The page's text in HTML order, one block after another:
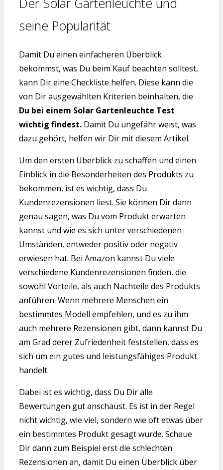
seine Popularität
Damit Du einen einfacheren Überblick
bekommst, was Du beim Kauf beachten solltest,
kann Dir eine Checkliste helfen. Diese kann die
von Dir ausgewählten Kriterien beinhalten, die
Du bei einem Solar Gartenleuchte Test
wichtig findest. Damit Du ungefähr weist, was
dazu gehört, helfen wir Dir mit diesem Artikel.
Um den ersten Überblick zu schaffen und einen
Einblick in die Besonderheiten des Produkts zu
bekommen, ist es wichtig, dass Du
Kundenrezensionen liest. Sie können Dir dann
genau sagen, was Du vom Produkt erwarten
kannst und wie es sich unter verschiedenen
Umständen, entweder positiv oder negativ
erwiesen hat. Bei Amazon kannst Du viele
verschiedene Kundenrezensionen finden, die
sowohl Vorteile, als auch Nachteile des Produkts
anführen. Wenn mehrere Menschen ein
bestimmtes Modell empfehlen, und es zu ihm
auch mehrere Rezensionen gibt, dann kannst Du
am Grad derer Zufriedenheit feststellen, dass es
sich um ein gutes und leistungsfähiges Produkt
handelt.
Dabei ist es wichtig, dass Du Dir alle
Bewertungen gut anschaust. Es ist in der Regel
nicht wichtig, wie viel, sondern wie oft etwas über
ein bestimmtes Produkt gesagt wurde. Schaue
Dir dann zum Beispiel erst die schlechten
Rezensionen an, damit Du einen Überblick über